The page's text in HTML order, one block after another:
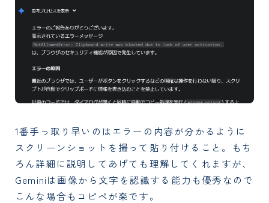
1番手っ取り早いのはエラーの内容が分かるように
スクリーンショットを撮って貼り付けること。もち
ろん詳細に説明してあげても理解してくれますが、
Geminiは画像から文字を認識する能力も優秀なので
こんな場合もコピペが楽です。